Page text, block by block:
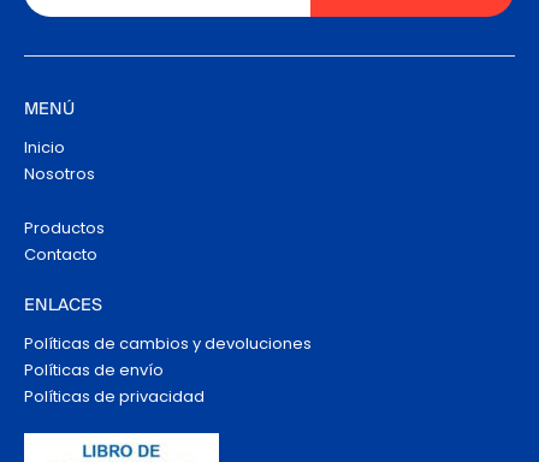
MENÚ
Inicio
Nosotros
Productos
Contacto
ENLACES
Políticas de cambios y devoluciones
Políticas de envío
Políticas de privacidad